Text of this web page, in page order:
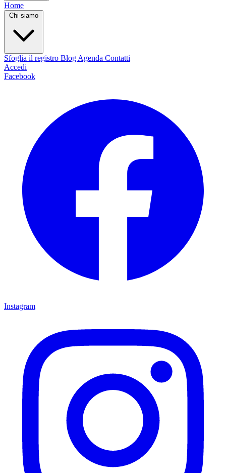
Home
Chi siamo
Sfoglia il registro Blog Agenda Contatti
Accedi
Facebook
Instagram